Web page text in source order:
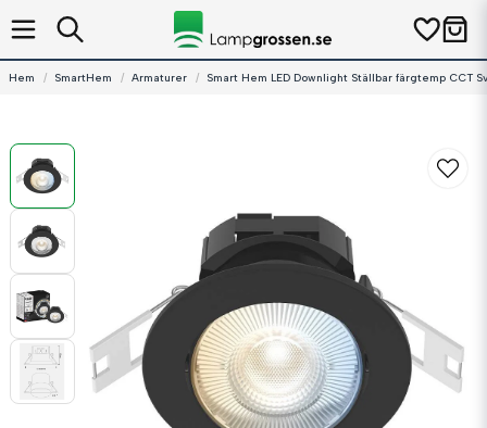
Hem SmartHem Armaturer Smart Hem LED Downlight Ställbar färgtemp CCT